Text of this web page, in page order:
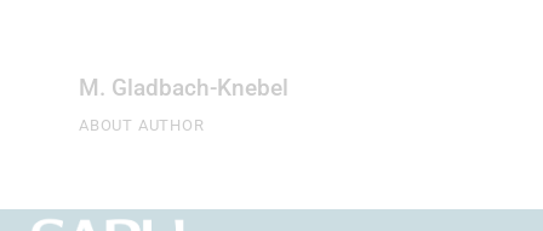
M. Gladbach-Knebel
ABOUT AUTHOR